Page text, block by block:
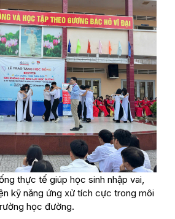
thực tế giúp học sinh nhập vai,
kỹ năng ứng xử tích cực trong môi
học đường.